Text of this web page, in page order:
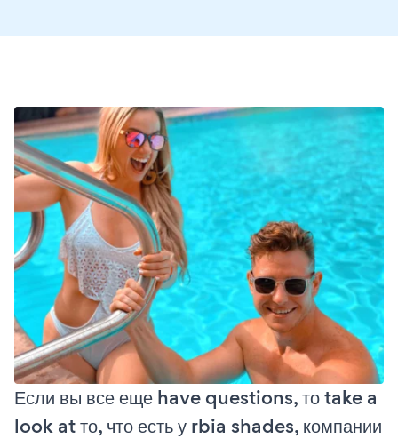
Если вы все еще have questions, то take a
look at то, что есть у rbia shades, компании